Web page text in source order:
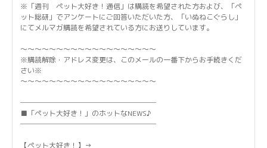
※「週刊 ペット大好き！通信」は購読を希望された方および、「ペ
ット総研」でアンケートにご回答いただいた方、「いぬねこぐらし」
にてメルマガ購読を希望されている方にお送りしています。
～～～～～～～～～～～～～～～～～～～
※購読解除・アドレス変更は、このメールの一番下からお手続きくだ
さい※
～～～～～～～～～～～～～～～～～～～
───────────────────
■「ペット大好き！」のホットなNEWS♪
───────────────────
【ペット大好き！】→